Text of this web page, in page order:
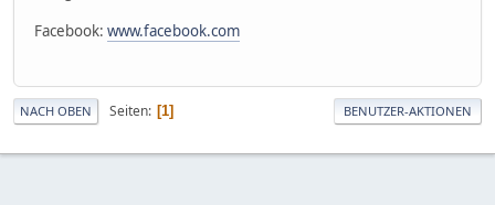
Facebook: www.facebook.com
NACH OBEN Seiten 1 BENUTZER-AKTIONEN